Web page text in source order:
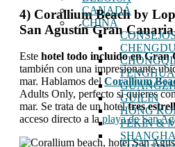
CANADÁ
CHINA
GUILIN
HONG
PEKIN &
4) Corallium Beach by
San Agustín Gran
Este hotel todo incluido en Gran
también con una impresionante
mar. Hablamos del Corallium
Adults Only, perfecto si quieres
mar. Se trata de un hoteltres
acceso directo a la playa de San